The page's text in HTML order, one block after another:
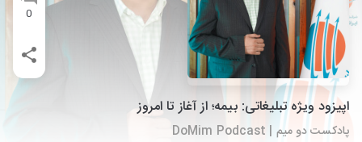
0
اپیزود ویژه تبلیغاتی: بیمه؛ از آغاز تا امروز
پادکست دو میم | DoMim Podcast